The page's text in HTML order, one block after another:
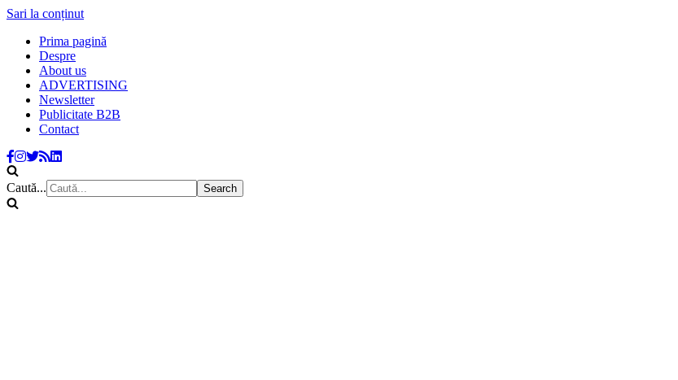
Sari la conținut
Prima pagină
Despre
About us
ADVERTISING
Newsletter
Publicitate B2B
Contact
Caută...